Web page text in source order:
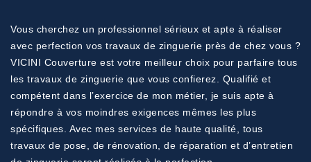
Vous cherchez un professionnel sérieux et apte à réaliser
avec perfection vos travaux de zinguerie près de chez vous ?
VICINI Couverture est votre meilleur choix pour parfaire tous
les travaux de zinguerie que vous confierez. Qualifié et
compétent dans l’exercice de mon métier, je suis apte à
répondre à vos moindres exigences mêmes les plus
spécifiques. Avec mes services de haute qualité, tous
travaux de pose, de rénovation, de réparation et d’entretien